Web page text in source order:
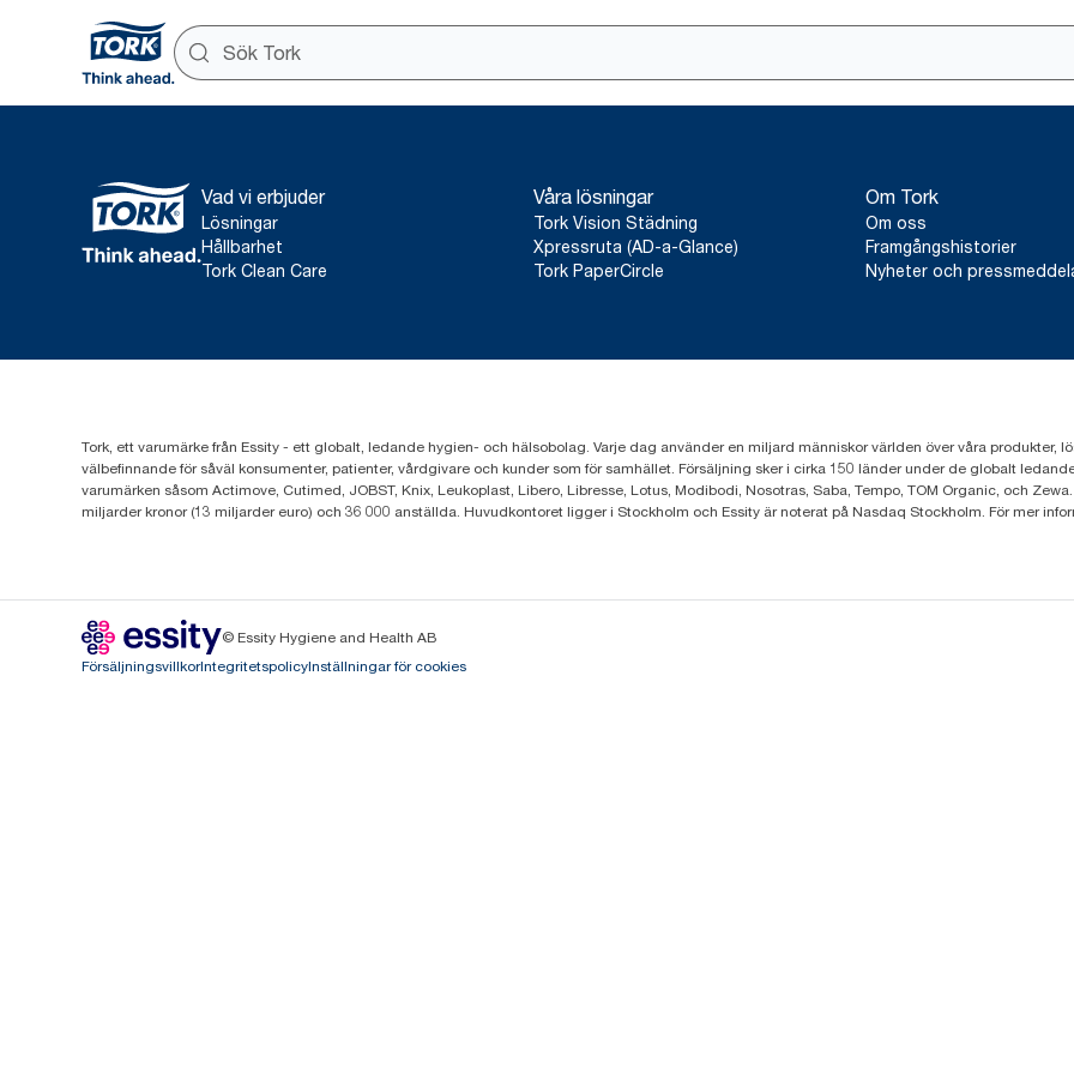
Vad vi erbjuder
Lösningar
Hållbarhet
Tork Clean Care
Våra lösningar
Tork Vision Städning
Xpressruta (AD-a-Glance)
Tork PaperCircle
Om Tork
Om oss
Framgångshistorier
Nyheter och
Tork, ett varumärke från Essity - ett globalt, ledande hygien- och hälsobolag. Varje dag använder en miljard människor världen över våra produkter,
välbefinnande för såväl konsumenter, patienter, vårdgivare och kunder som för samhället. Försäljning sker i cirka 150 länder under de globalt
varumärken såsom Actimove, Cutimed, JOBST, Knix, Leukoplast, Libero, Libresse, Lotus, Modibodi, Nosotras, Saba, Tempo, TOM Organic, och
miljarder kronor (13 miljarder euro) och 36 000 anställda. Huvudkontoret ligger i Stockholm och Essity är noterat på Nasdaq Stockholm. För mer
© Essity Hygiene and Health AB
FörsäljningsvillkorIntegritetspolicyInställningar för cookies